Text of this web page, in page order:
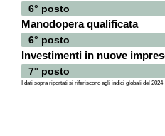
6° posto
Manodopera qualificata
6° posto
Investimenti in nuove
7° posto
I dati sopra riportati si riferiscono agli indici globali del 2024